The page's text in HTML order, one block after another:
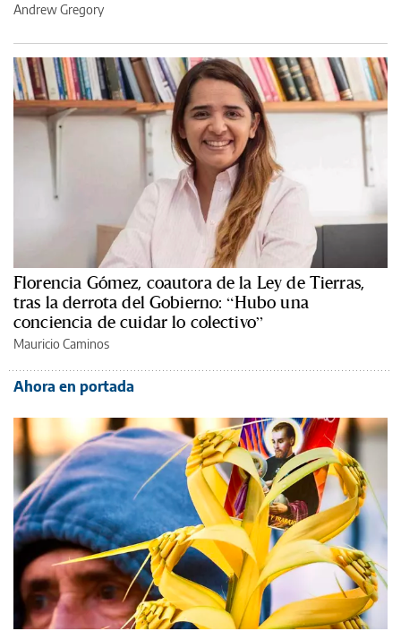
Andrew Gregory
Florencia Gómez, coautora de la Ley de Tierras,
tras la derrota del Gobierno: “Hubo una
conciencia de cuidar lo colectivo”
Mauricio Caminos
Ahora en portada